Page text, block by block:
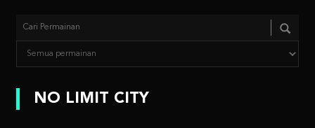
NO LIMIT CITY